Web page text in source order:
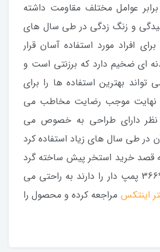
عوامل مختلف مقاومت داشته
و زنگ زدگی در طی سال های
افراد مورد استفاده آسان قرار
ای ضخیم دارد که برزنتی است و
بهترین استفاده ها را برای
در نهایت موجب رضایت مخاطب می
دارای طراحی به خصوص می
در طی سال های زیاد استفاده کرد
قصد خرید استخر پیش ساخته گرد
فریمی بست وی 76*366 پمپ دار را دارند به راحتی می
اینتکس مراجعه کرده و محصول را